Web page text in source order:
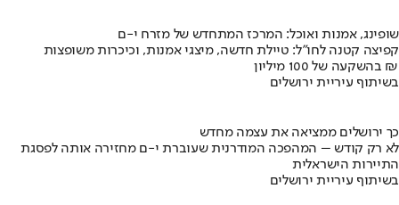
שופינג, אמנות ואוכל: המרכז המתחדש של מזרח י-ם
קפיצה קטנה לחו"ל: טיילת חדשה, מיצגי אמנות, וכיכרות משופצות
בהשקעה של 100 מיליון ₪
בשיתוף עיריית ירושלים
כך ירושלים ממציאה את עצמה מחדש
לא רק קודש – המהפכה המודרנית שעוברת י-ם מחזירה אותה לפסגת
התיירות הישראלית
בשיתוף עיריית ירושלים